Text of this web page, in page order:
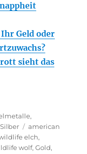
Geld oder
sieht das
,
Schlagwörter
american
elch,
wolf,Gold,